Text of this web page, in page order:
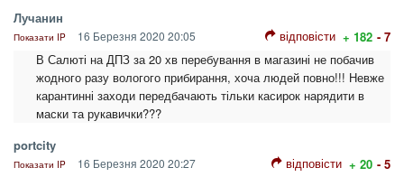
Лучанин
Показати IP 16 Березня 2020 20:05 відповісти + 182 - 7
В Салюті на ДПЗ за 20 хв перебування в магазині не побачив
жодного разу вологого прибирання, хоча людей повно!!! Невже
карантинні заходи передбачають тільки касирок нарядити в
маски та рукавички???
portcity
Показати IP 16 Березня 2020 20:27 відповісти + 20 - 5